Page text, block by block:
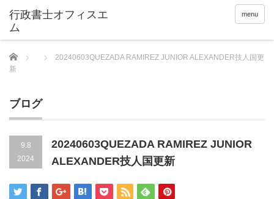
menu
Home
20240603QUEZADA RAMIREZ JUNIOR ALEXANDER技人国更
新
ブログ
9.8
2024
20240603QUEZADA RAMIREZ JUNIOR
ALEXANDER技人国更新